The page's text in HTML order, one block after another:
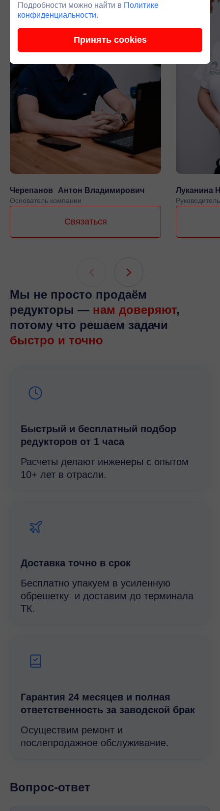
Черепанов Антон Владимирович
Основатель компании
Связаться
Луканина
Мы не просто продаём
редукторы — нам доверяют,
потому что решаем задачи
быстро и точно
Быстрый и беcплатный подбор
редукторов от 1 часа
Расчеты делают инженеры с опытом
10+ лет в отрасли.
Доставка точно в срок
Бесплатно упакуем в усиленную
обрешетку и доставим до терминала
ТК.
Гарантия 24 месяцев и полная
ответственность за заводской брак
Осуществим ремонт и
послепродажное обслуживание.
Вопрос-ответ
Подробности можно найти в Политике
конфиденциальности.
Принять cookies